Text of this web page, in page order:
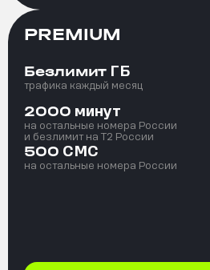
PREMIUM
Безлимит ГБ
трафика каждый месяц
2000 минут
на остальные номера России
и безлимит на T2 России
500 СМС
на остальные номера России